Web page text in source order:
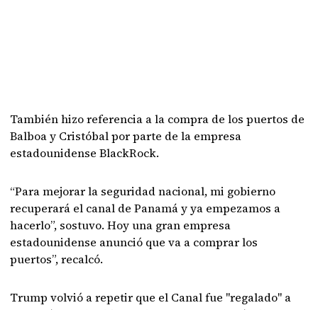
También hizo referencia a la compra de los puertos de
Balboa y Cristóbal por parte de la empresa
estadounidense BlackRock.
“Para mejorar la seguridad nacional, mi gobierno
recuperará el canal de Panamá y ya empezamos a
hacerlo”, sostuvo. Hoy una gran empresa
estadounidense anunció que va a comprar los
puertos”, recalcó.
Trump volvió a repetir que el Canal fue "regalado" a